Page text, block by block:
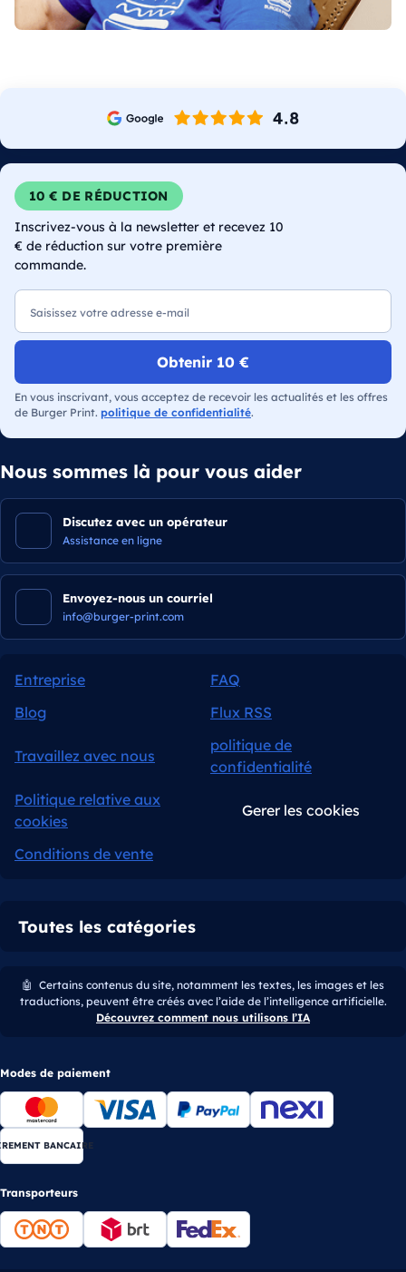
10 € DE RÉDUCTION
Inscrivez-vous à la newsletter et recevez 10
€ de réduction sur votre première
commande.
E-mail
Obtenir 10 €
En vous inscrivant, vous acceptez de recevoir les actualités et les offres
de Burger Print. politique de confidentialité.
Nous sommes là pour vous aider
Discutez avec un opérateur
Assistance en ligne
Envoyez-nous un courriel
info@burger-print.com
Entreprise
FAQ
Blog
Flux RSS
Travaillez avec nous
politique de
confidentialité
Politique relative aux
cookies
Gerer les cookies
Conditions de vente
Toutes les catégories
🤖 Certains contenus du site, notamment les textes, les images et les
traductions, peuvent être créés avec l’aide de l’intelligence artificielle.
Découvrez comment nous utilisons l’IA
Modes de paiement
BANCAIRE
Transporteurs